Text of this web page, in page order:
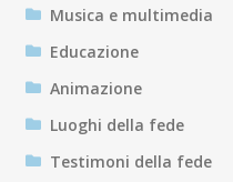
Musica e multimedia
Educazione
Animazione
Luoghi della fede
Testimoni della fede